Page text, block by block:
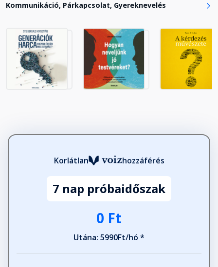
alatt!
Fejezet hossza: 00:20:41
Összegzés: Találd fel és engedd el!
Fejezet hossza: 00:07:40
Köszönetnyilvánítás
Kommunikáció, Párkapcsolat, Gyereknevelés
Korlátlan hozzáférés
7 nap próbaidőszak
0 Ft
Utána: 5990Ft/hó *